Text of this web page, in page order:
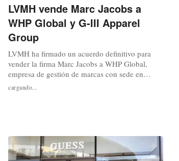
LVMH vende Marc Jacobs a
WHP Global y G-III Apparel
Group
LVMH ha firmado un acuerdo definitivo para
vender la firma Marc Jacobs a WHP Global,
empresa de gestión de marcas con sede en
Nueva York. Anunciada el 14 de mayo de 2026,
la operación pone fin a casi tres décadas de
cargando...